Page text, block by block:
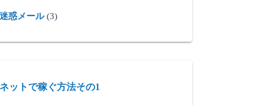
迷惑メール(3)
ネットで稼ぐ方法その1